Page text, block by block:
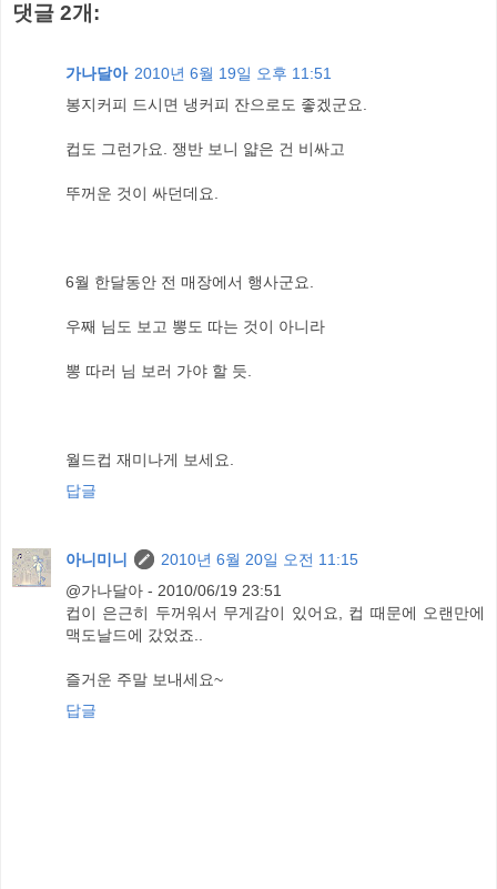
댓글 2개:
가나달아 2010년 6월 19일 오후 11:51
봉지커피 드시면 냉커피 잔으로도 좋겠군요.
컵도 그런가요. 쟁반 보니 얇은 건 비싸고
뚜꺼운 것이 싸던데요.
6월 한달동안 전 매장에서 행사군요.
우째 님도 보고 뽕도 따는 것이 아니라
뽕 따러 님 보러 가야 할 듯.
월드컵 재미나게 보세요.
답글
아니미니
2010년 6월 20일 오전 11:15
@가나달아 - 2010/06/19 23:51
컵이 은근히 두꺼워서 무게감이 있어요, 컵 때문에 오랜만에
맥도날드에 갔었죠..
즐거운 주말 보내세요~
답글